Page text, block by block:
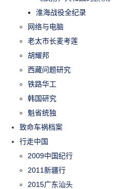
淮海战役全纪录
网络与电脑
老太市长麦考莲
胡耀邦
西藏问题研究
铁路华工
韩国研究
魁省统独
致命车祸档案
行走中国
2009中国纪行
2011新疆行
2015广东汕头